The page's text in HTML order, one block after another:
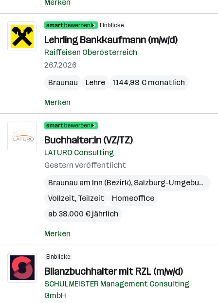
Merken
Einblicke
Lehrling Bankkaufmann (m/w/d)
Raiffeisen Oberösterreich
26.7.2026
Braunau
Lehre 1.144,98 € monatlich
Merken
Buchhalter:in (VZ/TZ)
LATURO Consulting
Gestern veröffentlicht
Braunau am Inn (Bezirk), Salzburg-Umgebung (Bezirk)
Vollzeit, Teilzeit
Homeoffice
ab 38.000 € jährlich
Merken
Einblicke
Bilanzbuchhalter mit RZL (m/w/d)
SCHULMEISTER Management Consulting
GmbH